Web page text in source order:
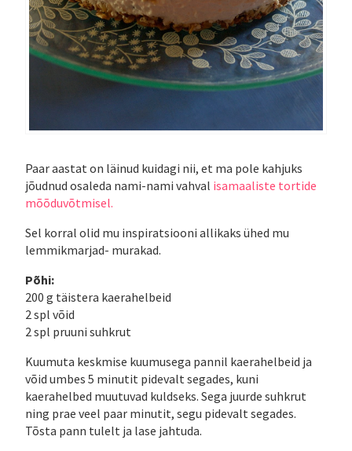
Paar aastat on läinud kuidagi nii, et ma pole kahjuks
jõudnud osaleda nami-nami vahval isamaaliste tortide
mõõduvõtmisel.
Sel korral olid mu inspiratsiooni allikaks ühed mu
lemmikmarjad- murakad.
Põhi:
200 g täistera kaerahelbeid
2 spl võid
2 spl pruuni suhkrut
Kuumuta keskmise kuumusega pannil kaerahelbeid ja
võid umbes 5 minutit pidevalt segades, kuni
kaerahelbed muutuvad kuldseks. Sega juurde suhkrut
ning prae veel paar minutit, segu pidevalt segades.
Tõsta pann tulelt ja lase jahtuda.